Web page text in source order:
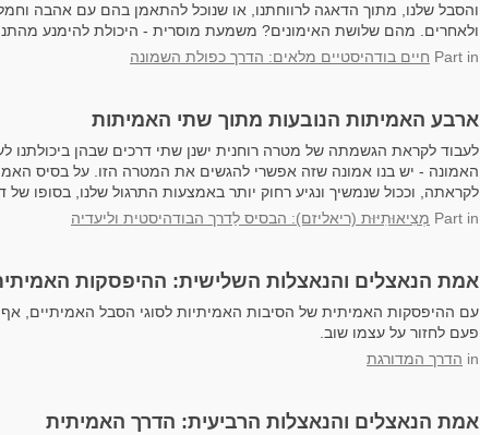
והסבל שלנו, מתוך הדאגה לרווחתנו, או שנוכל להתאמן בהם עם אהבה
ולאחרים. מהם שלושת האימונים? משמעת מוסרית - היכולת להימנע
Part in חיים בודהיסטיים מלאים: הדרך כפולת השמונה
ארבע האמיתות הנובעות מתוך שתי האמיתות
לעבוד לקראת הגשמתה של מטרה רוחנית ישנן שתי דרכים שבהן ביכולתנו
האמונה - יש בנו אמונה שזה אפשרי להגשים את המטרה הזו. על בסיס
לקראתה, וככול שנמשיך ונגיע רחוק יותר באמצעות התרגול שלנו, בסופו של
Part in מְצִיאוּתִיּוּת (ריאליזם): הבסיס לַדרך הבודהיסטית וליעדיה
אמת הנאצלים והנאצלות השלישית: ההיפסקות
עם ההיפסקות האמיתית של הסיבות האמיתיות לסוגי הסבל האמיתיים, אף
פעם לחזור על עצמו שוב.
in הדרך המדורגת
אמת הנאצלים והנאצלות הרביעית: הדרך האמיתית